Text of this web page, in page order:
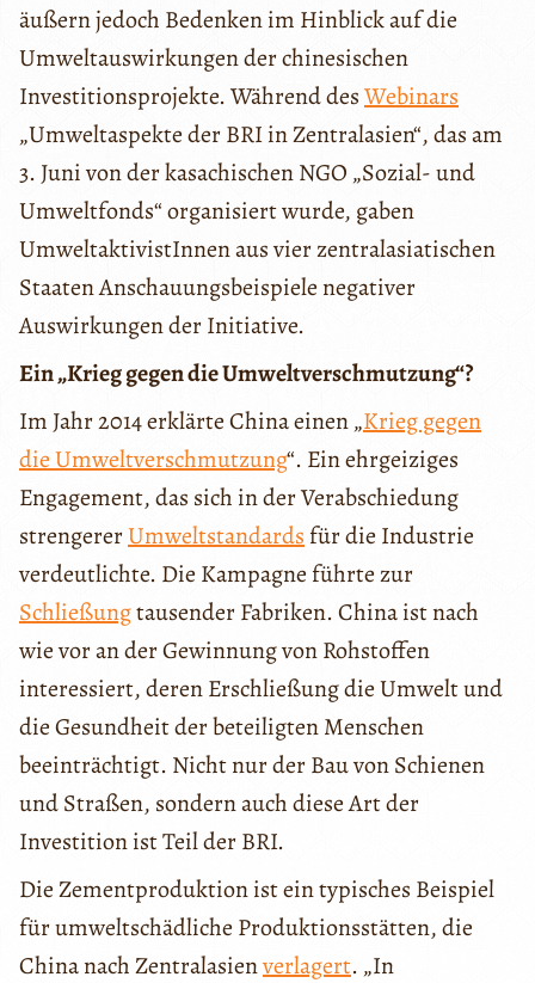
äußern jedoch Bedenken im Hinblick auf die
Umweltauswirkungen der chinesischen
Investitionsprojekte. Während desWebinars
„Umweltaspekte der BRI in Zentralasien“, das am
3. Juni von der kasachischen NGO „Sozial- und
Umweltfonds“ organisiert wurde, gaben
UmweltaktivistInnen aus vier zentralasiatischen
Staaten Anschauungsbeispiele negativer
Auswirkungen der Initiative.
Ein „Krieg gegen die Umweltverschmutzung“?
Im Jahr 2014 erklärte China einen „Krieg gegen
die Umweltverschmutzung“. Ein ehrgeiziges
Engagement, das sich in der Verabschiedung
strengererUmweltstandardsfür die Industrie
verdeutlichte. Die Kampagne führte zur
Schließungtausender Fabriken. China ist nach
wie vor an der Gewinnung von Rohstoffen
interessiert, deren Erschließung die Umwelt und
die Gesundheit der beteiligten Menschen
beeinträchtigt. Nicht nur der Bau von Schienen
und Straßen, sondern auch diese Art der
Investition ist Teil der BRI.
Die Zementproduktion ist ein typisches Beispiel
für umweltschädliche Produktionsstätten, die
China nach Zentralasienverlagert. „In